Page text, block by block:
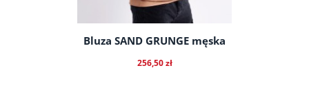
Bluza SAND GRUNGE męska
256,50 zł